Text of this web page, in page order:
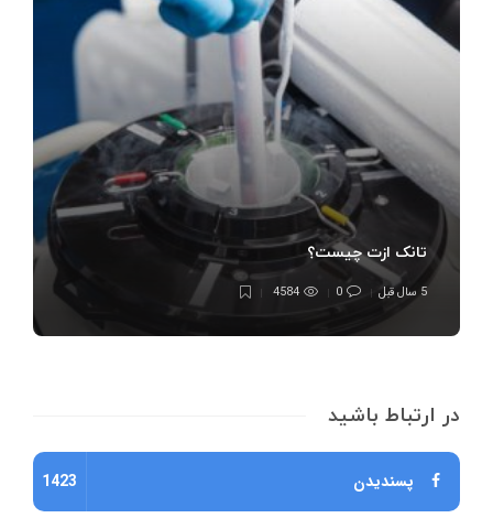
تانک ازت چیست؟
5 سال قبل 0
4584
در ارتباط باشید
پسندیدن 1423